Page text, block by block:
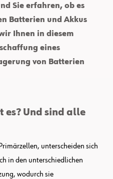
Sie erfahren, ob es
Batterien und Akkus
Ihnen in diesem
eines
von Batterien
es? Und sind alle
unterscheiden sich
in den unterschiedlichen
wodurch sie